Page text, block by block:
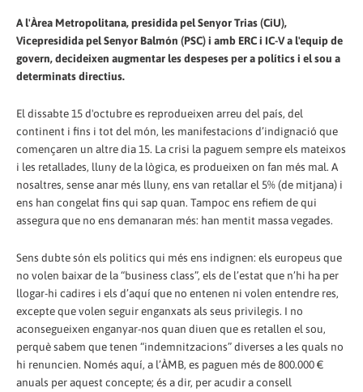
A l'Àrea Metropolitana, presidida pel Senyor Trias (CiU),
Vicepresidida pel Senyor Balmón (PSC) i amb ERC i IC-V a l'equip de
govern, decideixen augmentar les despeses per a polítics i el sou a
determinats directius.
El dissabte 15 d'octubre es reprodueixen arreu del país, del
continent i fins i tot del món, les manifestacions d’indignació que
començaren un altre dia 15. La crisi la paguem sempre els mateixos
i les retallades, lluny de la lògica, es produeixen on fan més mal. A
nosaltres, sense anar més lluny, ens van retallar el 5% (de mitjana) i
ens han congelat fins qui sap quan. Tampoc ens refiem de qui
assegura que no ens demanaran més: han mentit massa vegades.
Sens dubte són els politics qui més ens indignen: els europeus que
no volen baixar de la “business class”, els de l’estat que n’hi ha per
llogar-hi cadires i els d’aquí que no entenen ni volen entendre res,
excepte que volen seguir enganxats als seus privilegis. I no
aconsegueixen enganyar-nos quan diuen que es retallen el sou,
perquè sabem que tenen “indemnitzacions” diverses a les quals no
hi renuncien. Només aquí, a l’ÀMB, es paguen més de 800.000 €
anuals per aquest concepte; és a dir, per acudir a consell